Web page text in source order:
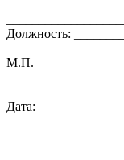
Должность:
М.П.
Дата: